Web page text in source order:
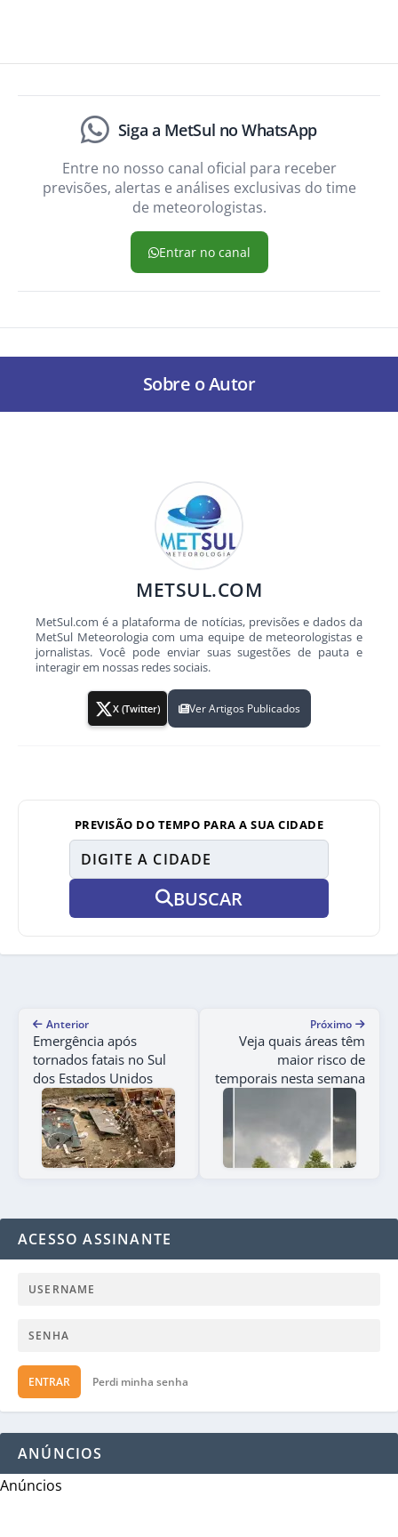
Siga a MetSul no WhatsApp
Entre no nosso canal oficial para receber
previsões, alertas e análises exclusivas do time
de meteorologistas.
Entrar no canal
Sobre o Autor
METSUL.COM
MetSul.com é a plataforma de notícias, previsões e dados da
MetSul Meteorologia com uma equipe de meteorologistas e
jornalistas. Você pode enviar suas sugestões de pauta e
interagir em nossas redes sociais.
X (Twitter) Ver Artigos Publicados
PREVISÃO DO TEMPO PARA A SUA CIDADE
BUSCAR
Anterior
Emergência após
tornados fatais no Sul
dos Estados Unidos
Próximo
Veja quais áreas têm
maior risco de
temporais nesta semana
ACESSO ASSINANTE
ENTRAR Perdi minha senha
ANÚNCIOS
Anúncios